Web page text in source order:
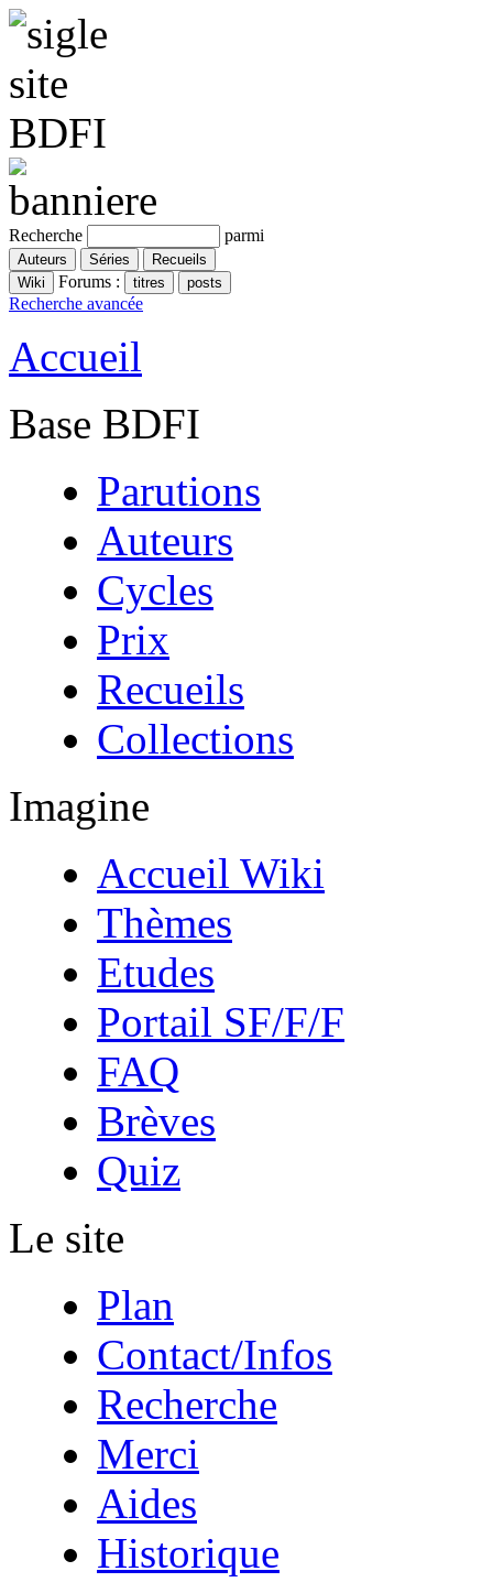
Recherche parmi
Forums :
Recherche avancée
Accueil
Base BDFI
Parutions
Auteurs
Cycles
Prix
Recueils
Collections
Imagine
Accueil Wiki
Thèmes
Etudes
Portail SF/F/F
FAQ
Brèves
Quiz
Le site
Plan
Contact/Infos
Recherche
Merci
Aides
Historique